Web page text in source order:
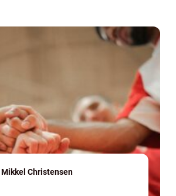
Mikkel Christensen